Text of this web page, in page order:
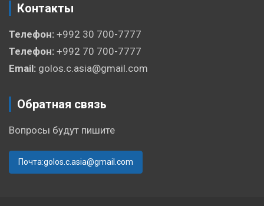
Контакты
Телефон: +992 30 700-7777
Телефон: +992 70 700-7777
Email: golos.c.asia@gmail.com
Обратная связь
Вопросы будут пишите
Почта:golos.c.asia@gmail.com